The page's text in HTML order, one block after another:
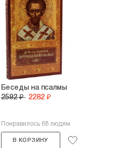
Беседы на псалмы
2592 ₽ 2282 ₽
Понравилось 68 людям
В КОРЗИНУ